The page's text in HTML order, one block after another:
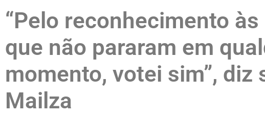
“Pelo reconhecimento
que não pararam em
momento, votei sim”, diz
Mailza